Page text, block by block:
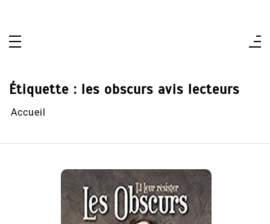
Étiquette : les obscurs avis lecteurs
Accueil